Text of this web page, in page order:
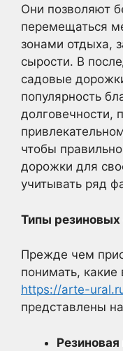
Они позволяют
перемещаться
зонами отдыха,
сырости. В
садовые
популярность
долговечности,
чтобы
дорожки для
учитывать ряд
Типы
Прежде чем
понимать,
https://arte-
представлены
Резиновая